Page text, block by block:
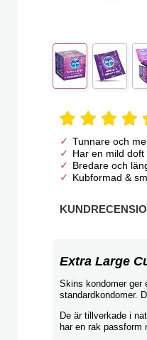
Tunnare och
Har en mild doft
Bredare och
Kubformad &
Extra Large
Skins kondomer ger
standardkondomer.
De är tillverkade i
har en rak passform